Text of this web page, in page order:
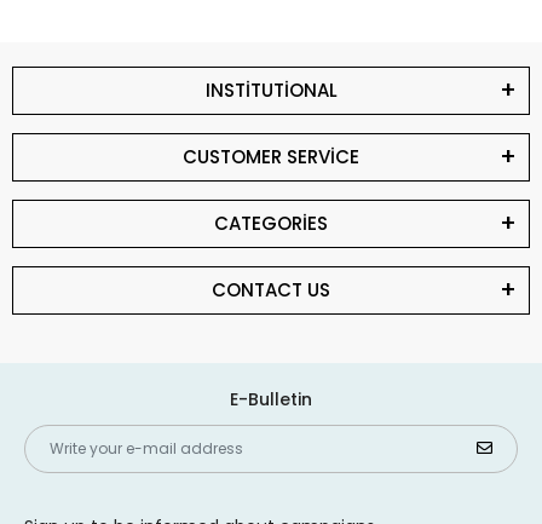
INSTİTUTİONAL
CUSTOMER SERVİCE
CATEGORİES
CONTACT US
E-Bulletin